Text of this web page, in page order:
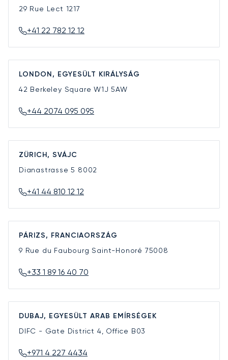
29 Rue Lect 1217
+41 22 782 12 12
LONDON, EGYESÜLT KIRÁLYSÁG
42 Berkeley SquareW1J 5AW
+44 2074 095 095
ZÜRICH, SVÁJC
Dianastrasse 5 8002
+41 44 810 12 12
PÁRIZS, FRANCIAORSZÁG
9 Rue du Faubourg Saint-Honoré 75008
+33 1 89 16 40 70
DUBAJ, EGYESÜLT ARAB EMÍRSÉGEK
DIFC - Gate District 4, Office B03
+971 4 227 4434